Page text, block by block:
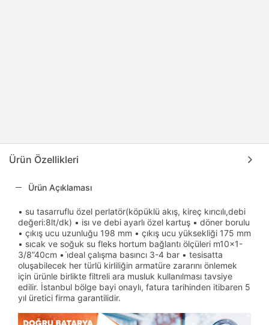
Ürün Özellikleri
Ürün Açıklaması
• su tasarruflu özel perlatör(köpüklü akış, kireç kırıcılı,debi
değeri:8lt/dk) • isı ve debi ayarlı özel kartuş • döner borulu
• çıkış ucu uzunluğu 198 mm • çıkış ucu yüksekliği 175 mm
• sıcak ve soğuk su fleks hortum bağlantı ölçüleri m10x1-
3/8”40cm • i̇deal çalışma basıncı 3-4 bar • tesisatta
oluşabilecek her türlü kirliliğin armatüre zararını önlemek
için ürünle birlikte filtreli ara musluk kullanılması tavsiye
edilir. İstanbul bölge bayi onaylı, fatura tarihinden itibaren 5
yıl üretici firma garantilidir.